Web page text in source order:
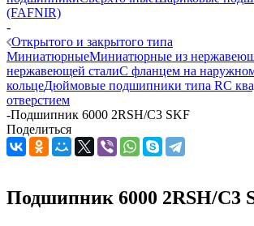
(FAFNIR)
-
Открытого и закрытого типа
МиниатюрныеМиниатюрные из
нержавеющей сталиС фланцем на
кольцеДюймовые подшипники типа RС
отверстием
-Подшипник 6000 2RSH/C3 SKF
Поделиться
Подшипник 6000 2RSH/C3